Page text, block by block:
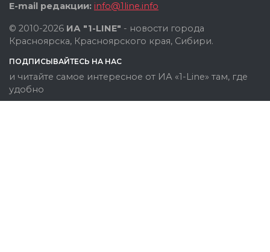
E-mail редакции: info@1line.info
© 2010-2026 ИА "1-LINE" - новости города
Красноярска, Красноярского края, Сибири.
ПОДПИСЫВАЙТЕСЬ НА НАС
и читайте самое интересное от ИА «1-Line» там, где
удобно